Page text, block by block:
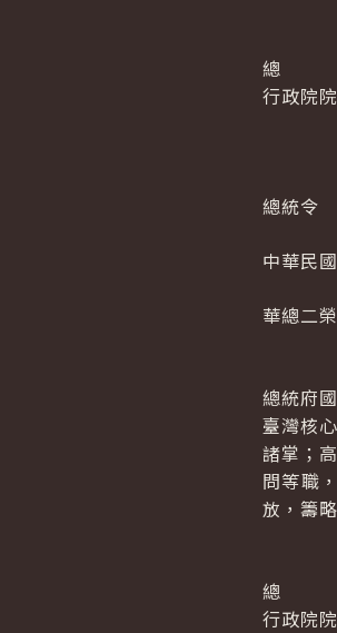
總
行政院
總統令
中華民
華總二
總統府
臺灣核
諸掌；
問等職
放，籌
總
行政院